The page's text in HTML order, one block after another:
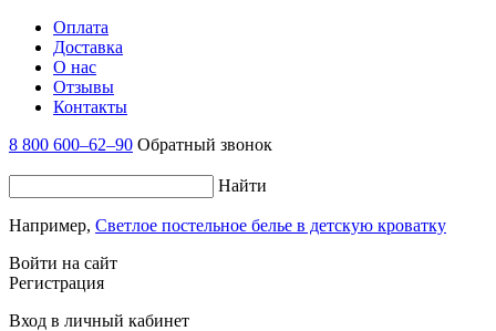
Оплата
Доставка
О нас
Отзывы
Контакты
8 800 600–62–90 Обратный звонок
Найти
Например, Светлое постельное белье в детскую кроватку
Войти на сайт
Регистрация
Вход в личный кабинет